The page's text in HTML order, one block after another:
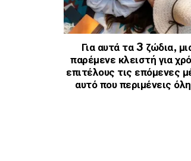
Για αυτά τα 3 ζώδια,
παρέμενε κλειστή για
επιτέλους τις επόμενες
αυτό που περιμένεις